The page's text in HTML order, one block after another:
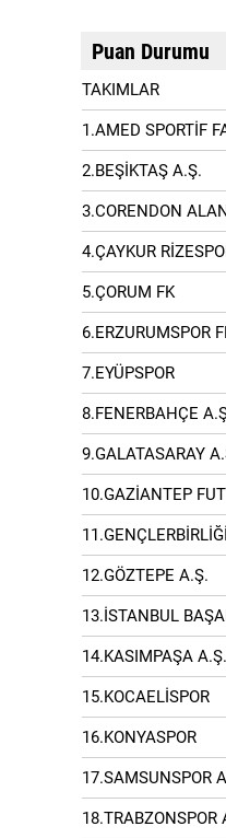
Puan Durumu
TAKIMLAR
1.AMED SPORTİF
2.BEŞİKTAŞ A.Ş.
3.CORENDON
4.ÇAYKUR
5.ÇORUM FK
6.ERZURUMSPOR
7.EYÜPSPOR
8.FENERBAHÇE
9.GALATASARAY
10.GAZİANTEP
11.GENÇLERBİRLİĞİ
12.GÖZTEPE A.Ş.
13.İSTANBUL
14.KASIMPAŞA A.Ş.
15.KOCAELİSPOR
16.KONYASPOR
17.SAMSUNSPOR
18.TRABZONSPOR